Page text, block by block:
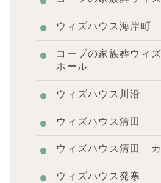
ウィズハウス海岸町
コープの家族葬ウィ
ホール
ウィズハウス川沿
ウィズハウス清田
ウィズハウス清田 カ
ウィズハウス発寒